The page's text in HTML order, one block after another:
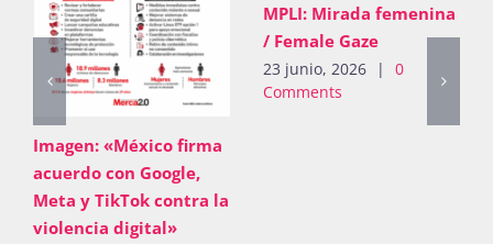
Imagen: «México firma
acuerdo con Google,
Meta y TikTok contra la
violencia digital»
MPLI: Mirada femenina
/ Female Gaze
23 junio, 2026 |
0
Comments